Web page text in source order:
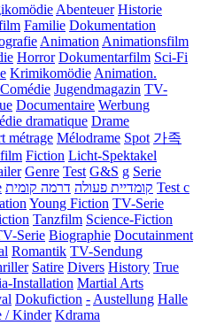
Abenteuer Historie
Familie Dokumentation
Animation Animationsfilm
Horror Dokumentarfilm Sci-Fi
Krimikomödie Animation.
Comédie Jugendmagazin TV-
Documentaire Werbung
dramatique Drame
métrage Mélodrame Spot 가족
Fiction Licht-Spektakel
Genre Test G&S g Serie
קומדיית פעולה דרמה קומית
Test c
Young Fiction TV-Serie
Tanzfilm Science-Fiction
Serie Biographie Docutainment
Romantik TV-Sendung
Satire Divers History True
Installation Martial Arts
Dokufiction - Austellung Halle
/ Kinder Kdrama